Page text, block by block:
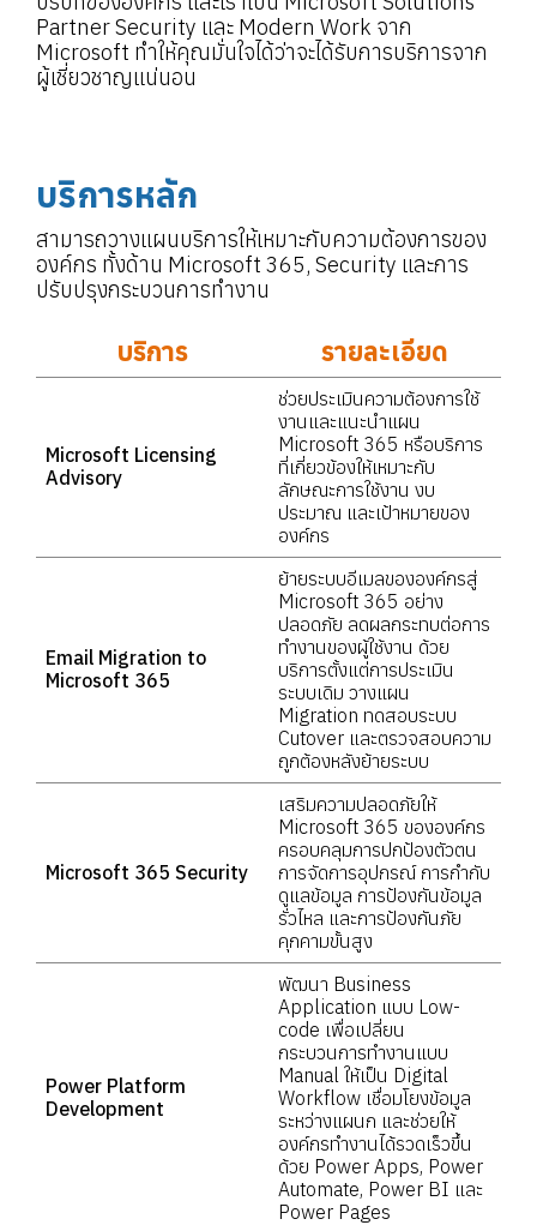
Partner Security และ Modern Work จาก
Microsoft ทำให้คุณมั่นใจได้ว่าจะได้รับการบริการจาก
ผู้เชี่ยวชาญแน่นอน
บริการหลัก
สามารถวางแผนบริการให้เหมาะกับความต้องการของ
องค์กร ทั้งด้าน Microsoft 365, Security และการ
ปรับปรุงกระบวนการทำงาน
บริการ รายละเอียด
Microsoft Licensing
Advisory
ช่วยประเมินความต้องการใช้
งานและแนะนำแผน
Microsoft 365 หรือบริการ
ที่เกี่ยวข้องให้เหมาะกับ
ลักษณะการใช้งาน งบ
ประมาณ และเป้าหมายของ
องค์กร
Email Migration to
Microsoft 365
ย้ายระบบอีเมลขององค์กรสู่
Microsoft 365 อย่าง
ปลอดภัย ลดผลกระทบต่อการ
ทำงานของผู้ใช้งาน ด้วย
บริการตั้งแต่การประเมิน
ระบบเดิม วางแผน
Migration ทดสอบระบบ
Cutover และตรวจสอบความ
ถูกต้องหลังย้ายระบบ
Microsoft 365 Security
เสริมความปลอดภัยให้
Microsoft 365 ขององค์กร
ครอบคลุมการปกป้องตัวตน
การจัดการอุปกรณ์ การกำกับ
ดูแลข้อมูล การป้องกันข้อมูล
รั่วไหล และการป้องกันภัย
คุกคามขั้นสูง
Power Platform
Development
พัฒนา Business
Application แบบ Low-
code เพื่อเปลี่ยน
กระบวนการทำงานแบบ
Manual ให้เป็น Digital
Workflow เชื่อมโยงข้อมูล
ระหว่างแผนก และช่วยให้
องค์กรทำงานได้รวดเร็วขึ้น
ด้วย Power Apps, Power
Automate, Power BI และ
Power Pages